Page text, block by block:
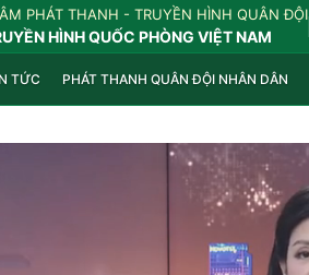
PHÁT THANH - TRUYỀN HÌNH QUÂN ĐỘI
HÌNH QUỐC PHÒNG VIỆT NAM
TỨC PHÁT THANH QUÂN ĐỘI NHÂN DÂN